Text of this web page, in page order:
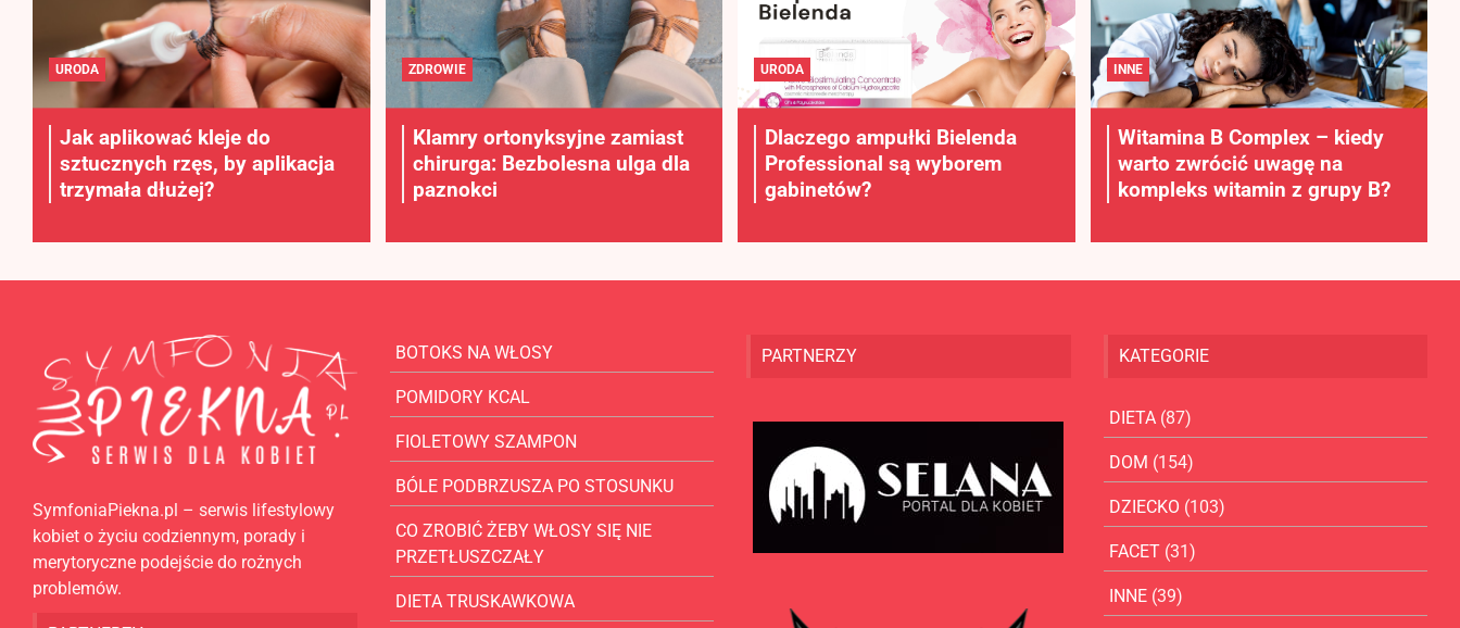
URODA
Jak aplikować kleje do
sztucznych rzęs, by aplikacja
trzymała dłużej?
ZDROWIE
Klamry ortonyksyjne zamiast
chirurga: Bezbolesna ulga dla
paznokci
URODA
Dlaczego ampułki Bielenda
Professional są wyborem
gabinetów?
INNE
Witamina B Complex – kiedy
warto zwrócić uwagę na
kompleks witamin z grupy B?
SymfoniaPiekna.pl – serwis lifestylowy
kobiet o życiu codziennym, porady i
merytoryczne podejście do rożnych
problemów.
BOTOKS NA WŁOSY
POMIDORY KCAL
FIOLETOWY SZAMPON
BÓLE PODBRZUSZA PO STOSUNKU
CO ZROBIĆ ŻEBY WŁOSY SIĘ NIE
PRZETŁUSZCZAŁY
DIETA TRUSKAWKOWA
PARTNERZY KATEGORIE
DIETA(87)
DOM (154)
DZIECKO (103)
FACET(31)
INNE(39)